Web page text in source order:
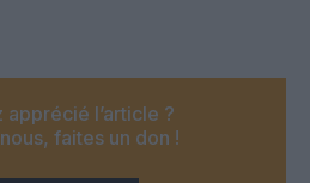
apprécié l’article ?
faites un don !